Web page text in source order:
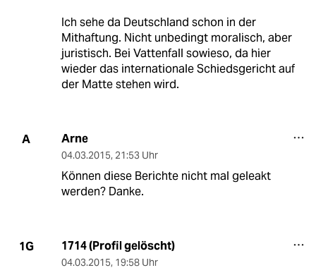
Ich sehe da Deutschland schon in der
Mithaftung. Nicht unbedingt moralisch, aber
juristisch. Bei Vattenfall sowieso, da hier
wieder das internationale Schiedsgericht auf
der Matte stehen wird.
A Arne
04.03.2015, 21:53 Uhr
Können diese Berichte nicht mal geleakt
werden? Danke.
1G 1714 (Profil gelöscht)
04.03.2015, 19:58 Uhr